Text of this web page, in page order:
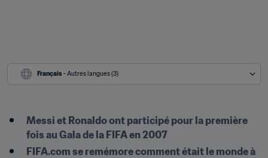
Français - Autres langues (3)
Messi et Ronaldo ont participé pour la première
fois au Gala de la FIFA en 2007
FIFA.com se remémore comment était le monde à